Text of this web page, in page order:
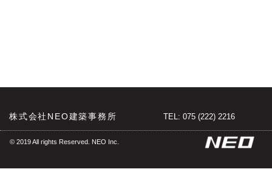
株式会社NEO建築事務所 TEL: 075 (222) 2216
© 2019 All rights Reserved. NEO Inc.